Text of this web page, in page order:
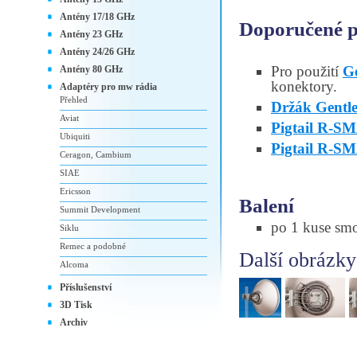
Doporučené
Pro použití
konektory.
Držák
Pigtail R-
Pigtail R-
Balení
po 1 kuse
Další
Antény 17/18 GHz
Antény 23 GHz
Antény 24/26 GHz
Antény 80 GHz
Adaptéry pro mw rádia
Přehled
Aviat
Ubiquiti
Ceragon, Cambium
SIAE
Ericsson
Summit Development
Siklu
Remec a podobné
Alcoma
Příslušenství
3D Tisk
Archiv